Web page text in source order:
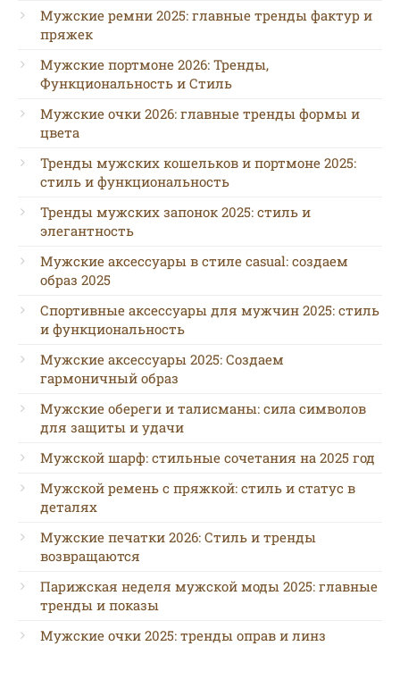
Мужские ремни 2025: главные тренды фактур и
пряжек
Мужские портмоне 2026: Тренды,
Функциональность и Стиль
Мужские очки 2026: главные тренды формы и
цвета
Тренды мужских кошельков и портмоне 2025:
стиль и функциональность
Тренды мужских запонок 2025: стиль и
элегантность
Мужские аксессуары в стиле casual: создаем
образ 2025
Спортивные аксессуары для мужчин 2025: стиль
и функциональность
Мужские аксессуары 2025: Создаем
гармоничный образ
Мужские обереги и талисманы: сила символов
для защиты и удачи
Мужской шарф: стильные сочетания на 2025 год
Мужской ремень с пряжкой: стиль и статус в
деталях
Мужские печатки 2026: Стиль и тренды
возвращаются
Парижская неделя мужской моды 2025: главные
тренды и показы
Мужские очки 2025: тренды оправ и линз